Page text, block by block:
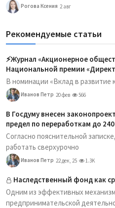
Рогова Ксения 2 авг
Рекомендуемые статьи
⚡️Журнал «Акционерное
Национальной премии
В номинации «Вклад в развитие
Иванов Петр 20 фев 566
В Госдуму внесен
предел по переработкам до
Согласно пояснительной
работать сверхурочно
Иванов Петр 22 дек, 25 1.3K
Наследственный фонд как
Одним из эффективных
предпринимательской